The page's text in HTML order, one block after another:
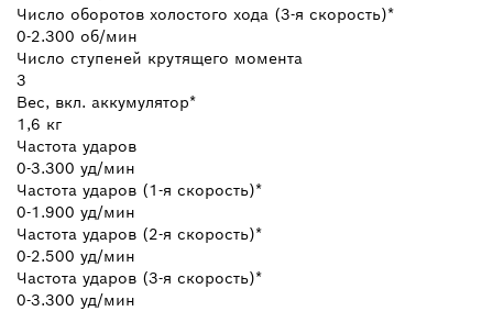
Число оборотов холостого хода (3-я скорость)*
0-2.300 об/мин
Число ступеней крутящего момента
3
Вес, вкл. аккумулятор*
1,6 кг
Частота ударов
0-3.300 уд/мин
Частота ударов (1-я скорость)*
0-1.900 уд/мин
Частота ударов (2-я скорость)*
0-2.500 уд/мин
Частота ударов (3-я скорость)*
0-3.300 уд/мин